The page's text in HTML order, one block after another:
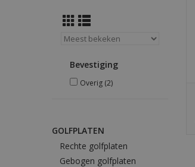
Bevestiging
Overig (2)
GOLFPLATEN
Rechte golfplaten
Gebogen golfplaten